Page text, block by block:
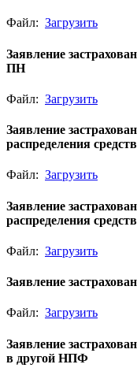
Файл: Загрузить
Заявление
ПН
Файл: Загрузить
Заявление
распределения
Файл: Загрузить
Заявление
распределения
Файл: Загрузить
Заявление
Файл: Загрузить
Заявление
в другой НПФ